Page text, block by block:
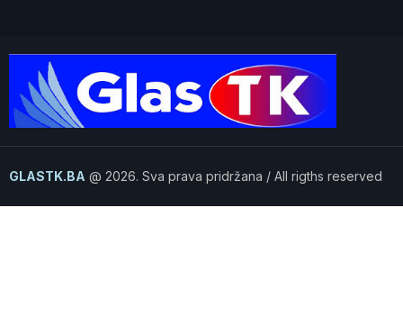
GLASTK.BA @ 2026. Sva prava pridržana / All rigths reserved